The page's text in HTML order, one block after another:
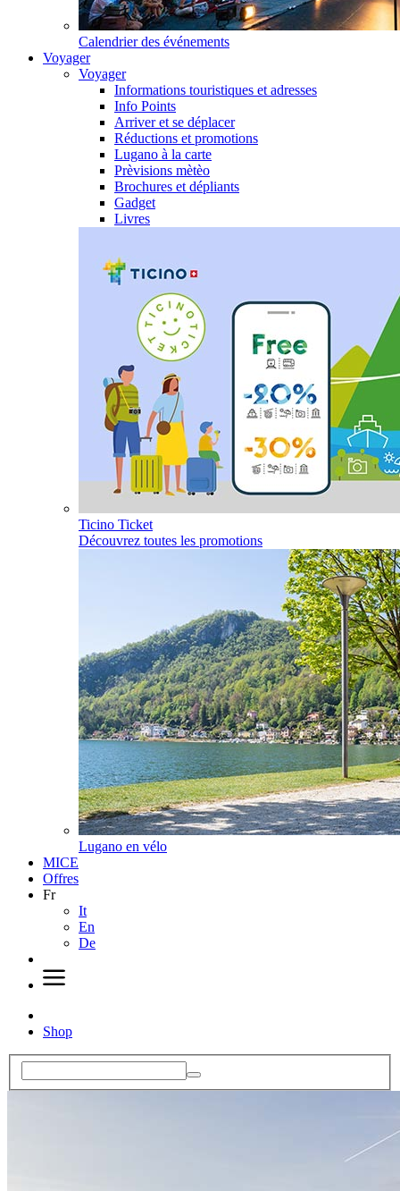
Calendrier des événements
Voyager
Voyager
Informations touristiques et adresses
Info Points
Arriver et se déplacer
Réductions et promotions
Lugano à la carte
Prèvisions mètèo
Brochures et dépliants
Gadget
Livres
Ticino Ticket
Découvrez toutes les promotions
Lugano en vélo
MICE
Offres
Fr
It
En
De
Shop